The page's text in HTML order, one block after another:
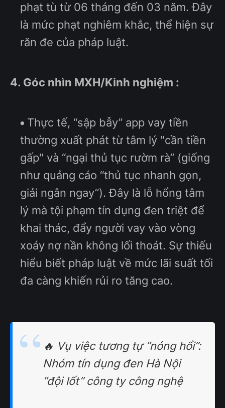
phạt tù từ 06 tháng đến 03 năm. Đây
là mức phạt nghiêm khắc, thể hiện sự
răn đe của pháp luật.
4. Góc nhìn MXH/Kinh nghiệm :
Thực tế, “sập bẫy” app vay tiền
thường xuất phát từ tâm lý "cần tiền
gấp" và “ngại thủ tục rườm rà” (giống
như quảng cáo “thủ tục nhanh gọn,
giải ngân ngay”). Đây là lỗ hổng tâm
lý mà tội phạm tín dụng đen triệt để
khai thác, đẩy người vay vào vòng
xoáy nợ nần không lối thoát. Sự thiếu
hiểu biết pháp luật về mức lãi suất tối
đa càng khiến rủi ro tăng cao.
🔥 Vụ việc tương tự “nóng hổi”:
Nhóm tín dụng đen Hà Nội
“đội lốt” công ty công nghệ